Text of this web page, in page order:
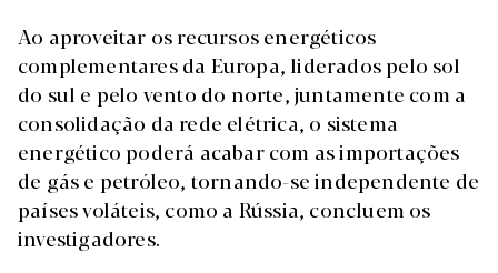
Ao aproveitar os recursos energéticos
complementares da Europa, liderados pelo sol
do sul e pelo vento do norte, juntamente com a
consolidação da rede elétrica, o sistema
energético poderá acabar com as importações
de gás e petróleo, tornando-se independente de
países voláteis, como a Rússia, concluem os
investigadores.